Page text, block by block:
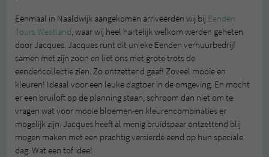
Eenmaal in Naaldwijk aangekomen arriveerden wij bij Eenden
Tours Westland, waar wij heel hartelijk welkom werden geheten
door Jacques. Jacques runt dit unieke Eenden verhuurbedrijf
samen met zijn zoon en liet ons met grote trots de
eendencollectie zien. Zo ontzettend gaaf! Zoveel mooie en
kleuren! Ideaal voor een leuke dagtoer in de omgeving. En mocht
er een bruiloft op de planning staan, schroom dan niet om te
vragen wat voor mooie bloemen-en kleurencombinaties er
mogelijk zijn. Jacques heeft al menig bruidspaar ontzettend blij
mogen maken met een prachtig versierde eend op hun speciale
dag. Wat een tof idee!